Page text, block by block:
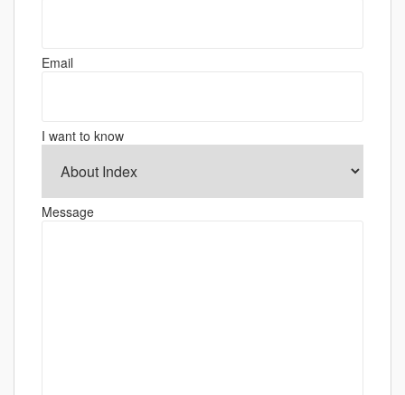
Email
I want to know
Message